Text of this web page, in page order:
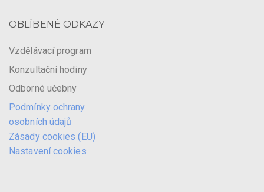
OBLÍBENÉ ODKAZY
Vzdělávací program
Konzultační hodiny
Odborné učebny
Podmínky ochrany
osobních údajů
Zásady cookies (EU)
Nastavení cookies